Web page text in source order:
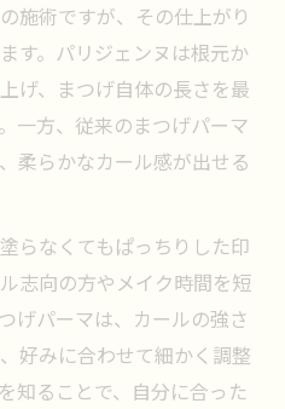
施術ですが、その仕上がり
す。パリジェンヌは根元か
げ、まつげ自体の長さを最
一方、従来のまつげパーマ
柔らかなカール感が出せる
らなくてもぱっちりした印
志向の方やメイク時間を短
げパーマは、カールの強さ
好みに合わせて細かく調整
知ることで、自分に合った